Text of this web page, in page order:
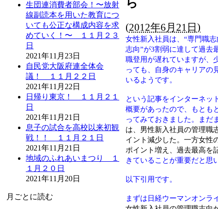
生団連消費者部会！〜放射
線副読本を用いた教育につ
いても公正な構成内容を求
めていく！〜 １１月２３
日
2021年11月23日
自民党大阪府連全体会
議！ １１月２２日
2021年11月22日
日帰り東京！ １１月２１
日
2021年11月21日
息子の試合を高校以来初観
戦！！ １１月２１日
2021年11月21日
地域のふれあいまつり １
１月２０日
2021年11月20日
月ごとに読む
ら
(2012年6月21日)
女性新入社員は、“専門職
志向”が3割弱に達して過去
職登用が遅れていますが、
っても、自身のキャリアの
いるようです。
という記事をインターネ
概要があったので、もとも
ってみておきました。まだ
は、男性新入社員の管理職
イント減少した。一方女性
ポイント増え、過去最高を
きていることが重要だと思
以下引用です。
まずは日経ウーマンオンラ